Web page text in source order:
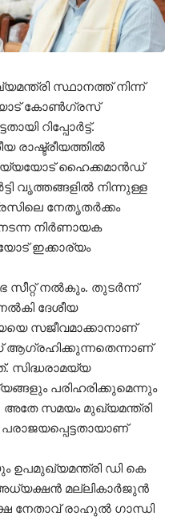
സ്ഥാനത്ത് നിന്ന്
കോണ്‍ഗ്രസ്
റിപ്പോര്‍ട്ട്.
രാഷ്ട്രീയത്തില്‍
ഹൈക്കമാന്‍ഡ്
വൃത്തങ്ങളില്‍ നിന്നുള്ള
നേതൃതര്‍ക്കം
നിര്‍ണായക
ഇക്കാര്യം
സീറ്റ് നല്‍കും. തുടര്‍ന്ന്
ദേശീയ
സജീവമാക്കാനാണ്
സിദ്ധരാമയ്യ
പരിഹരിക്കുമെന്നും
സമയം മുഖ്യമന്ത്രി
പരാജയപ്പെട്ടതായാണ്
ഉപമുഖ്യമന്ത്രി ഡി കെ
മല്ലികാര്‍ജുന്‍
നേതാവ് രാഹുല്‍ ഗാന്ധി